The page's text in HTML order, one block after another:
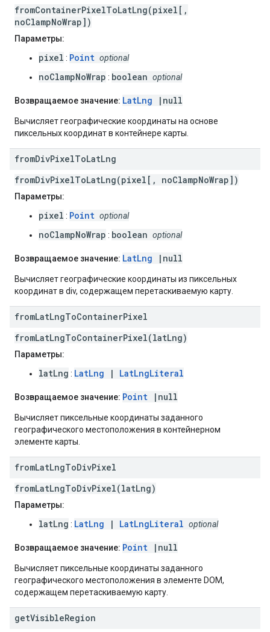
fromContainerPixelToLatLng(pixel[,
noClampNoWrap])
Параметры:
pixel : Point optional
noClampNoWrap : boolean optional
Возвращаемое значение: LatLng |null
Вычисляет географические координаты на основе
пиксельных координат в контейнере карты.
fromDivPixelToLatLng
fromDivPixelToLatLng(pixel[, noClampNoWrap])
Параметры:
pixel : Point optional
noClampNoWrap : boolean optional
Возвращаемое значение: LatLng |null
Вычисляет географические координаты из пиксельных
координат в div, содержащем перетаскиваемую карту.
fromLatLngToContainerPixel
fromLatLngToContainerPixel(latLng)
Параметры:
latLng : LatLng | LatLngLiteral
Возвращаемое значение: Point |null
Вычисляет пиксельные координаты заданного
географического местоположения в контейнерном
элементе карты.
fromLatLngToDivPixel
fromLatLngToDivPixel(latLng)
Параметры:
latLng : LatLng | LatLngLiteral optional
Возвращаемое значение: Point |null
Вычисляет пиксельные координаты заданного
географического местоположения в элементе DOM,
содержащем перетаскиваемую карту.
getVisibleRegion